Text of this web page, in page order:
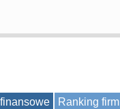
Ranking firm